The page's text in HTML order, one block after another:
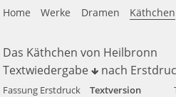
Home Werke Dramen Käthchen
Das Käthchen von Heilbronn
Textwiedergabe
nach
Fassung Erstdruck Textversion